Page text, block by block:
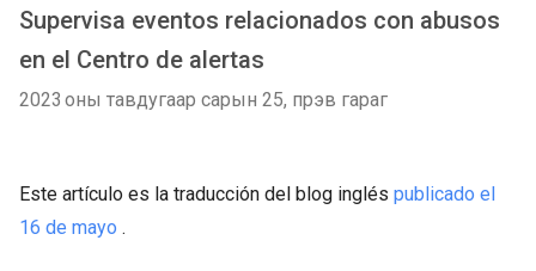
Supervisa eventos relacionados con abusos
en el Centro de alertas
2023 оны тавдугаар сарын 25, пүрэв гараг
Este artículo es la traducción del blog inglés publicado el
16 de mayo .